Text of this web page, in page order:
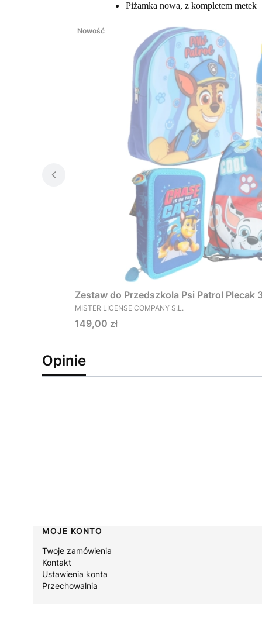
Piżamka nowa, z kompletem metek
Nowość
Zestaw do Przedszkola Psi Patrol
PRODUCENT
MISTER LICENSE COMPANY S.L.
Cena
149,00 zł
Opinie
Linki w stopce
MOJE KONTO
Twoje zamówienia
Kontakt
Ustawienia konta
Przechowalnia